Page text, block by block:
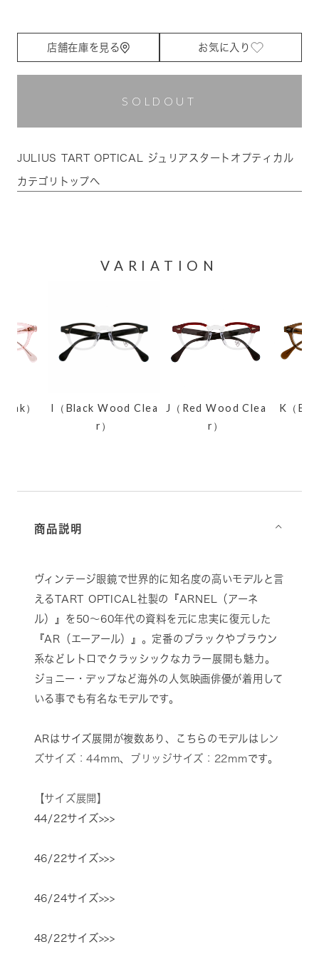
店舗在庫を見る お気に入り
SOLDOUT
JULIUS TART OPTICAL ジュリアスタートオプティカル
カテゴリトップへ
VARIATION
）
I（Black Wood Clea
r）
J（Red Wood Clea
r）
K（
商品説明 ⌵
ヴィンテージ眼鏡で世界的に知名度の高いモデルと言
えるTART OPTICAL社製の『ARNEL（アーネ
ル）』を50～60年代の資料を元に忠実に復元した
『AR（エーアール）』。定番のブラックやブラウン
系などレトロでクラッシックなカラー展開も魅力。
ジョニー・デップなど海外の人気映画俳優が着用して
いる事でも有名なモデルです。
ARはサイズ展開が複数あり、こちらのモデルは
レン
ズサイズ：44mm、 ブリッジサイズ：22mmです。
【サイズ展開】
44/22サイズ>>>
46/22サイズ>>>
46/24サイズ>>>
48/22サイズ>>>